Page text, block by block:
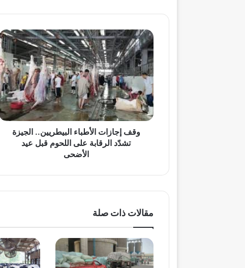
وقف
إجازات
الأطباء
البيطريين..
الجيزة
تشدّد
الرقابة
على
اللحوم
وقف إجازات الأطباء البيطريين.. الجيزة
تشدّد الرقابة على اللحوم قبل عيد
الأضحى
مقالات ذات صلة